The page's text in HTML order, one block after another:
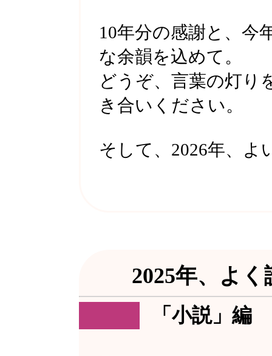
10年分の感謝と、今
な余韻を込めて。
どうぞ、言葉の灯り
き合いください。
そして、2026年、よ
2025年、よ
「小説」編